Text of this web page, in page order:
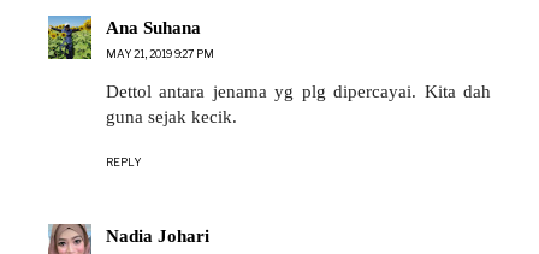
Ana Suhana
MAY 21, 2019 9:27 PM
Dettol antara jenama yg plg dipercayai. Kita dah
guna sejak kecik.
REPLY
Nadia Johari